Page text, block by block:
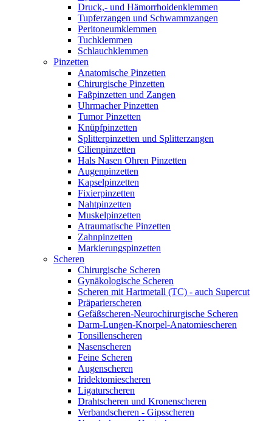
Druck,- und Hämorrhoidenklemmen
Tupferzangen und Schwammzangen
Peritoneumklemmen
Tuchklemmen
Schlauchklemmen
Pinzetten
Anatomische Pinzetten
Chirurgische Pinzetten
Faßpinzetten und Zangen
Uhrmacher Pinzetten
Tumor Pinzetten
Knüpfpinzetten
Splitterpinzetten und Splitterzangen
Cilienpinzetten
Hals Nasen Ohren Pinzetten
Augenpinzetten
Kapselpinzetten
Fixierpinzetten
Nahtpinzetten
Muskelpinzetten
Atraumatische Pinzetten
Zahnpinzetten
Markierungspinzetten
Scheren
Chirurgische Scheren
Gynäkologische Scheren
Scheren mit Hartmetall (TC) - auch Supercut
Präparierscheren
Gefäßscheren-Neurochirurgische Scheren
Darm-Lungen-Knorpel-Anatomiescheren
Tonsillenscheren
Nasenscheren
Feine Scheren
Augenscheren
Iridektomiescheren
Ligaturscheren
Drahtscheren und Kronenscheren
Verbandscheren - Gipsscheren